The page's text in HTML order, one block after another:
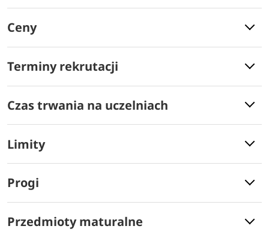
Ceny
Terminy rekrutacji
Czas trwania na uczelniach
Limity
Progi
Przedmioty maturalne